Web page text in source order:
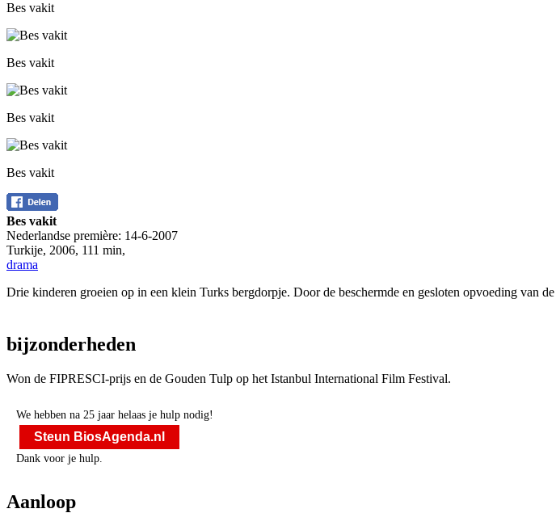
Bes vakit
Bes vakit
Bes vakit
Bes vakit
Bes vakit
Nederlandse première: 14-6-2007
Turkije, 2006, 111 min,
drama
Drie kinderen groeien op in een klein Turks bergdorpje. Door de beschermde en gesloten opvoeding van
bijzonderheden
Won de FIPRESCI-prijs en de Gouden Tulp op het Istanbul International Film Festival.
We hebben na 25 jaar helaas je hulp nodig!
Steun BiosAgenda.nl
Dank voor je hulp.
Aanloop